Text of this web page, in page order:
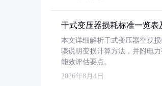
干式变压器损耗标准一览表
本文详细解析干式变压器空载
骤说明变损计算方法，并附电
能效评估要点。
2026年8月4日